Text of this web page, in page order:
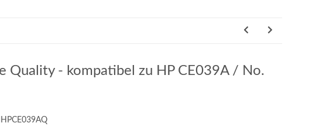
Quality - kompatibel zu HP CE039A / No.